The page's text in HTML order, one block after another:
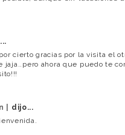
cierto gracias por la visita el
jaja..pero ahora que puedo te
| dijo...